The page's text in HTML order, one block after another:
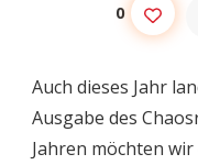
0
Auch dieses Jahr
Ausgabe des
Jahren möchten